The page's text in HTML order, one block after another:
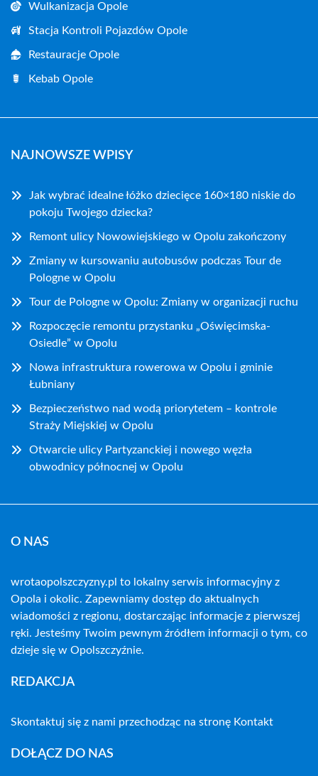
Wulkanizacja Opole
Stacja Kontroli Pojazdów Opole
Restauracje Opole
Kebab Opole
NAJNOWSZE WPISY
Jak wybrać idealne łóżko dziecięce 160×180 niskie do
pokoju Twojego dziecka?
Remont ulicy Nowowiejskiego w Opolu zakończony
Zmiany w kursowaniu autobusów podczas Tour de
Pologne w Opolu
Tour de Pologne w Opolu: Zmiany w organizacji ruchu
Rozpoczęcie remontu przystanku „Oświęcimska-
Osiedle” w Opolu
Nowa infrastruktura rowerowa w Opolu i gminie
Łubniany
Bezpieczeństwo nad wodą priorytetem – kontrole
Straży Miejskiej w Opolu
Otwarcie ulicy Partyzanckiej i nowego węzła
obwodnicy północnej w Opolu
O NAS
wrotaopolszczyzny.pl to lokalny serwis informacyjny z
Opola i okolic. Zapewniamy dostęp do aktualnych
wiadomości z regionu, dostarczając informacje z pierwszej
ręki. Jesteśmy Twoim pewnym źródłem informacji o tym, co
dzieje się w Opolszczyźnie.
REDAKCJA
Skontaktuj się z nami przechodząc na stronę Kontakt
DOŁĄCZ DO NAS